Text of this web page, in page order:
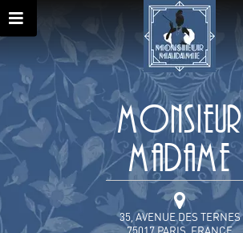
Monsieur
Madame
35, AVENUE DES TERNES